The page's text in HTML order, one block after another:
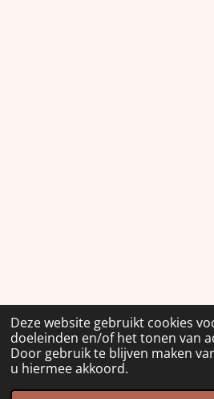
Deze website gebruikt cookies
doeleinden en/of het tonen van
Door gebruik te blijven maken
u hiermee akkoord.